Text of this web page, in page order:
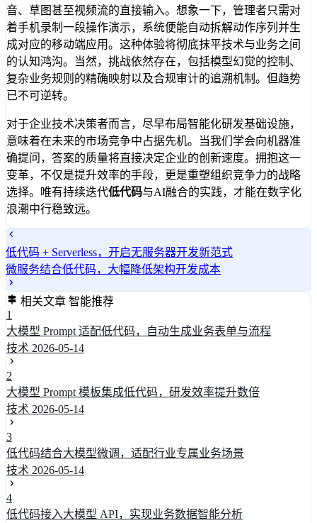
音、草图甚至视频流的直接输入。想象一下，管理者只需对
着手机录制一段操作演示，系统便能自动拆解动作序列并生
成对应的移动端应用。这种体验将彻底抹平技术与业务之间
的认知鸿沟。当然，挑战依然存在，包括模型幻觉的控制、
复杂业务规则的精确映射以及合规审计的追溯机制。但趋势
已不可逆转。
对于企业技术决策者而言，尽早布局智能化研发基础设施，
意味着在未来的市场竞争中占据先机。当我们学会向机器准
确提问，答案的质量将直接决定企业的创新速度。拥抱这一
变革，不仅是提升效率的手段，更是重塑组织竞争力的战略
选择。唯有持续迭代低代码与AI融合的实践，才能在数字化
浪潮中行稳致远。
低代码 + Serverless，开启无服务器开发新范式
微服务结合低代码，大幅降低架构开发成本
相关文章 智能推荐
1
大模型 Prompt 适配低代码，自动生成业务表单与流程
技术 2026-05-14
2
大模型 Prompt 模板集成低代码，研发效率提升数倍
技术 2026-05-14
3
低代码结合大模型微调，适配行业专属业务场景
技术 2026-05-14
4
低代码接入大模型 API，实现业务数据智能分析